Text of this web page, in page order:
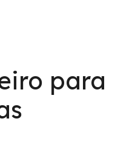
para